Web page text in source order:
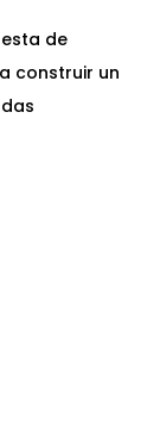
de
construir un